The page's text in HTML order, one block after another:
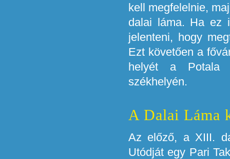
kell megfelelnie,
dalai láma. Ha ez
jelenteni, hogy
Ezt követően a
helyét a Potala
székhelyén.
A Dalai Láma
Az előző, a XIII.
Utódját egy Pari